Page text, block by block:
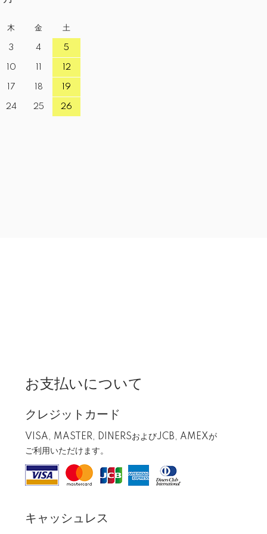
木 金 土
3 4 5
10 12
17 18 19
24 25 26
お支払いについて
クレジットカード
VISA, MASTER, DINERSおよびJCB, AMEXが
ご利用いただけます。
キャッシュレス